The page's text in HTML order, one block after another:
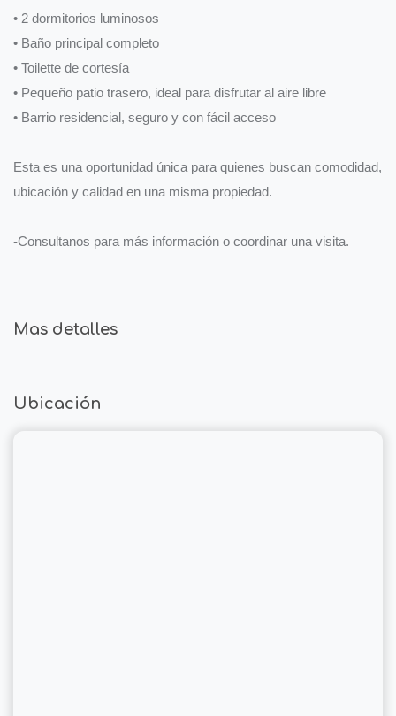
• 2 dormitorios luminosos
• Baño principal completo
• Toilette de cortesía
• Pequeño patio trasero, ideal para disfrutar al aire libre
• Barrio residencial, seguro y con fácil acceso
Esta es una oportunidad única para quienes buscan comodidad,
ubicación y calidad en una misma propiedad.
-Consultanos para más información o coordinar una visita.
Mas detalles
Ubicación